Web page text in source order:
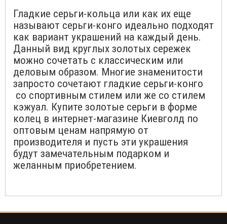
Гладкие серьги-кольца или как их еще
называют серьги-конго идеально подходят
как вариант украшений на каждый день.
Данный вид круглых золотых сережек
можно сочетать с классическим или
деловым образом. Многие знаменитости
запросто сочетают гладкие серьги-конго
со спортивным стилем или же со стилем
кэжуал. Купите золотые серьги в форме
колец в интернет-магазине Киевголд по
оптовым ценам напрямую от
производителя и пусть эти украшения
будут замечательным подарком и
желанным приобретением.